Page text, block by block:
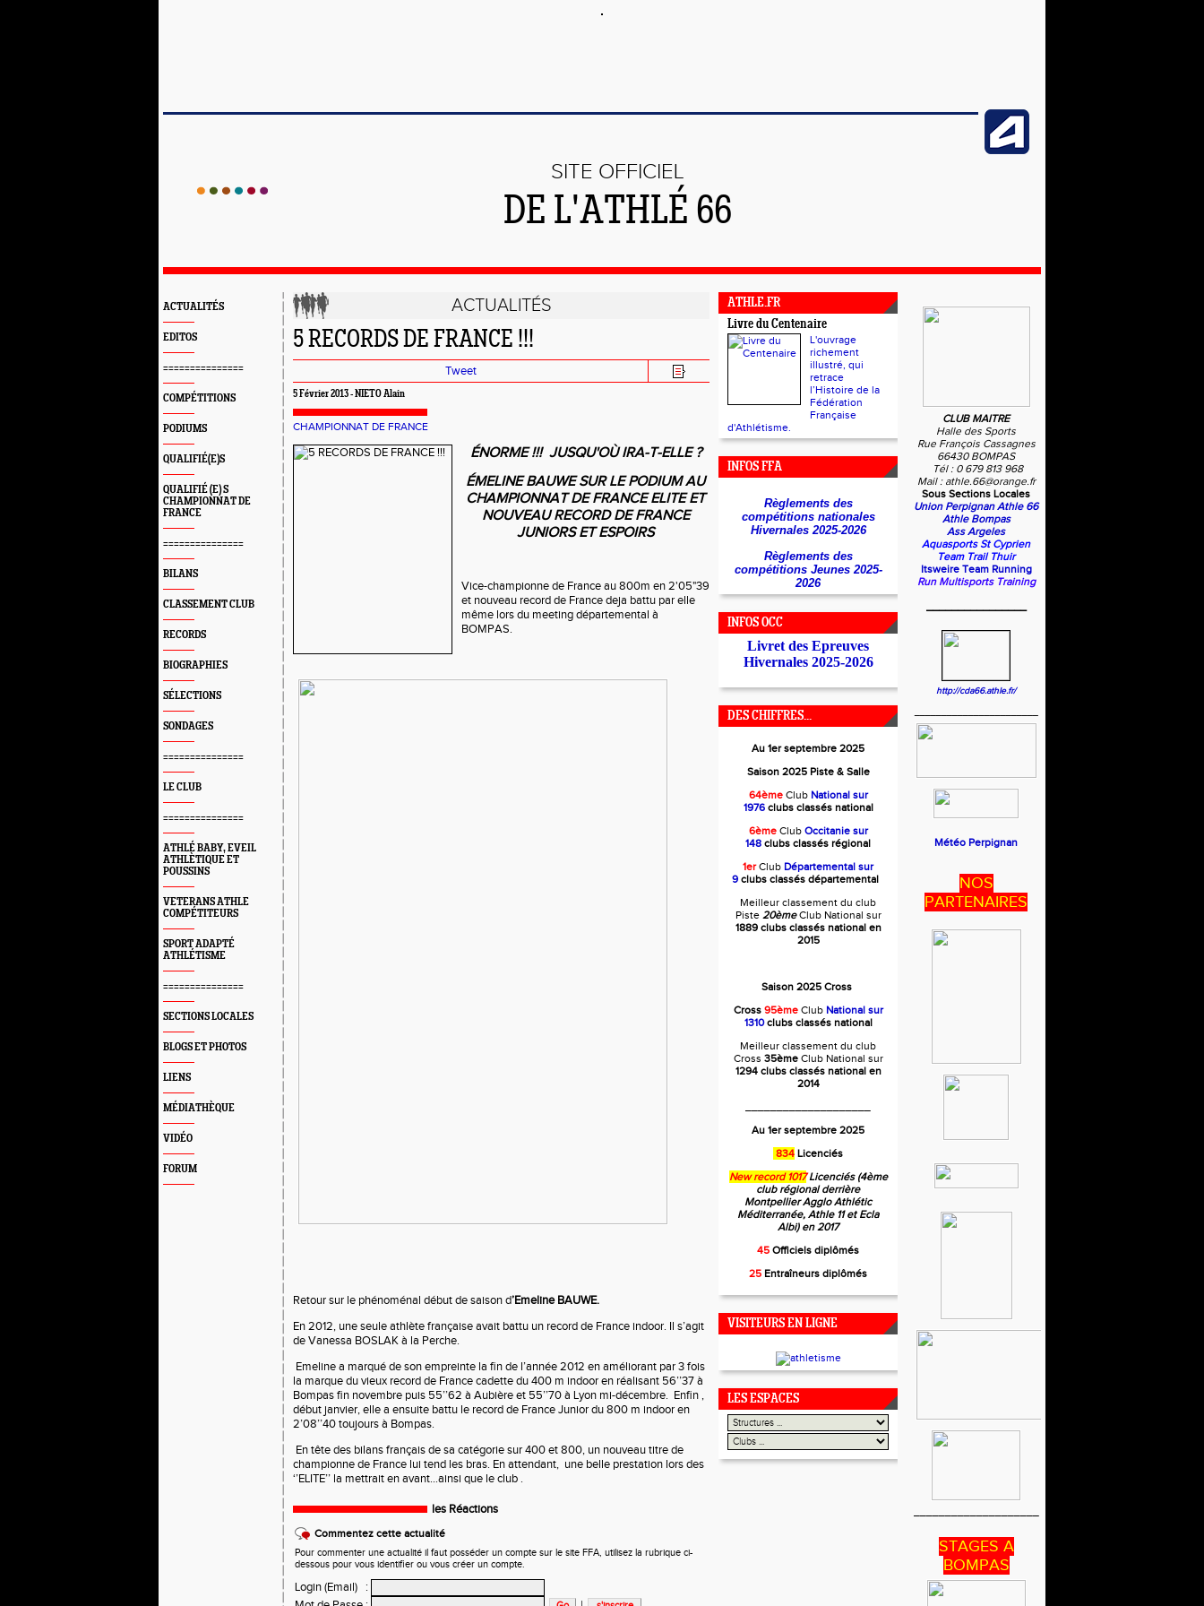
SITE OFFICIEL
DE L'ATHLÉ 66
ACTUALITÉS
EDITOS
===============
COMPÉTITIONS
PODIUMS
QUALIFIÉ(E)S
QUALIFIÉ (E) S
CHAMPIONNAT DE
FRANCE
===============
BILANS
CLASSEMENT CLUB
RECORDS
BIOGRAPHIES
SÉLECTIONS
SONDAGES
===============
LE CLUB
===============
ATHLÉ BABY, EVEIL
ATHLÈTIQUE ET
POUSSINS
VETERANS ATHLE
COMPÉTITEURS
SPORT ADAPTÉ
ATHLÉTISME
===============
SECTIONS LOCALES
BLOGS ET PHOTOS
LIENS
MÉDIATHÈQUE
VIDÉO
FORUM
ACTUALITÉS
5 RECORDS DE FRANCE !!!
Tweet
5 Février 2013 - NIETO Alain
CHAMPIONNAT DE FRANCE
ÉNORME !!! JUSQU'OÙ IRA-T-ELLE ?
ÉMELINEBAUWE SUR LE PODIUM AU
CHAMPIONNAT DE FRANCE ELITE ET
NOUVEAU RECORD DE FRANCE
JUNIORS ET ESPOIRS
Vice-championne de France au 800m en 2'05"39
et nouveau record de France deja battu par elle
même lors du meeting départemental à
BOMPAS.
Retoursur le phénoménal début de saison d’Emeline BAUWE.
En 2012, une seule athlète française avait battu un record de France indoor. Il s’agit
de Vanessa BOSLAK à la Perche.
Emeline a marqué de son empreinte la fin de l’année 2012 en améliorant par 3 fois
la marque du vieux record de France cadette du 400 m indoor en réalisant 56’’37 à
Bompas fin novembre puis 55’’62 à Aubière et 55’’70 à Lyon mi-décembre. Enfin ,
début janvier, elle a ensuite battu le record de France Junior du 800 m indoor en
2’08’’40 toujours à Bompas.
En tête des bilans français de sa catégorie sur 400 et 800, un nouveau titre de
championne de France lui tend les bras. En attendant, une belle prestation lors des
‘’ELITE’’ la mettrait en avant…ainsi que le club .
les Réactions
Commentez cette actualité
Pour commenter une actualité il faut posséder un compte sur le site FFA, utilisez la rubrique ci-
dessous pour vous identifier ou vous créer un compte.
Login (Email)
:
ATHLE.FR
Livre du Centenaire
L'ouvrage
richement
illustré, qui
retrace
l’Histoire de la
Fédération
Française
d'Athlétisme.
INFOS FFA
Règlements des
compétitions nationales
Hivernales 2025-2026
Règlements des
compétitions Jeunes 2025-
2026
INFOS OCC
Livret des Epreuves
Hivernales 2025-2026
DES CHIFFRES...
Au 1er septembre 2025
Saison 2025 Piste & Salle
64èmeClub National sur
1976 clubs classés national
6èmeClub Occitanie sur
148 clubs classés régional
1er Club Départemental sur
9 clubs classés départemental
Meilleur classement du club
Piste 20èmeClub National sur
1889 clubs classés national en
2015
Saison 2025 Cross
Cross95èmeClub National sur
1310clubs classés national
Meilleur classement du club
Cross 35èmeClub National sur
1294 clubs classés national en
2014
Au 1er septembre 2025
834 Licenciés
New record 1017 Licenciés (4ème
club régional derrière
Montpellier Agglo Athlétic
Méditerranée, Athle 11 et Ecla
Albi) en 2017
45 Officiels diplômés
25 Entraîneurs diplômés
VISITEURS EN LIGNE
LES ESPACES
CLUB MAITRE
Halle des Sports
Rue François Cassagnes
66430 BOMPAS
Tél : 0 679 813 968
Mail : athle.66@orange.fr
Sous Sections Locales
Union Perpignan Athle 66
Athle Bompas
Ass Argeles
Aquasports St Cyprien
Team Trail Thuir
Itsweire Team Running
Run Multisports Training
________________
http://cda66.athle.fr/
Météo Perpignan
NOS
PARTENAIRES
STAGES A
BOMPAS